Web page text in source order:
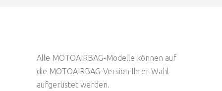
Alle MOTOAIRBAG-Modelle können auf
die MOTOAIRBAG-Version Ihrer Wahl
aufgerüstet werden.